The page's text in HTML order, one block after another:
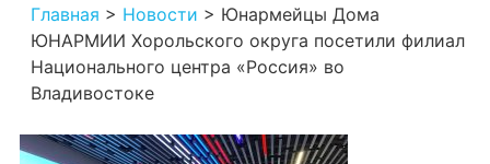
Главная > Новости > Юнармейцы Дома
ЮНАРМИИ Хорольского округа посетили филиал
Национального центра «Россия» во
Владивостоке